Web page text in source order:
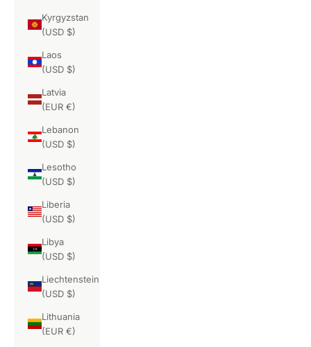
Kyrgyzstan
(USD $)
Laos
(USD $)
Latvia
(EUR €)
Lebanon
(USD $)
Lesotho
(USD $)
Liberia
(USD $)
Libya
(USD $)
Liechtenstein
(USD $)
Lithuania
(EUR €)